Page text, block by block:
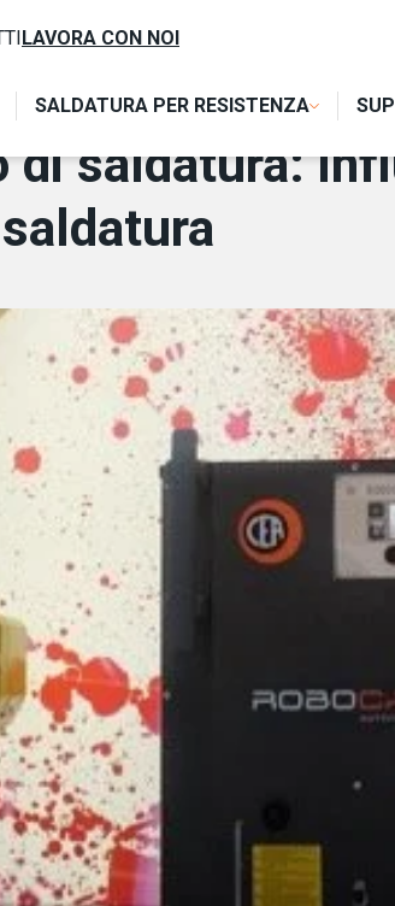
SALDATURA PER RESISTENZA
LAVORA CON NOI
DELL’INDUSTRIA 4.0 NELL’INDUSTRIA
di saldatura: